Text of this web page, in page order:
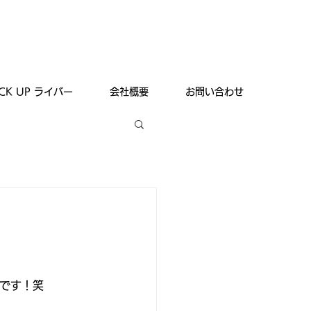
UP ライバー 会社概要 お問い合わせ
す！笑